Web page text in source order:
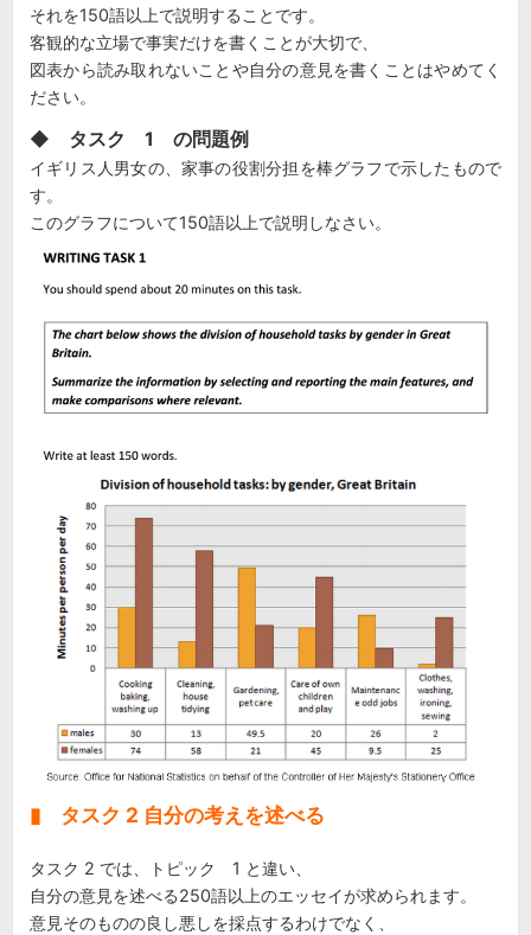
それを150語以上で説明することです。
客観的な立場で事実だけを書くことが大切で、
図表から読み取れないことや自分の意見を書くことはやめてく
ださい。
◆ タスク 1 の問題例
イギリス人男女の、家事の役割分担を棒グラフで示したもので
す。
このグラフについて150語以上で説明しなさい。
▮ タスク 2 自分の考えを述べる
タスク 2 では、トピック 1 と違い、
自分の意見を述べる250語以上のエッセイが求められます。
意見そのものの良し悪しを採点するわけでなく、